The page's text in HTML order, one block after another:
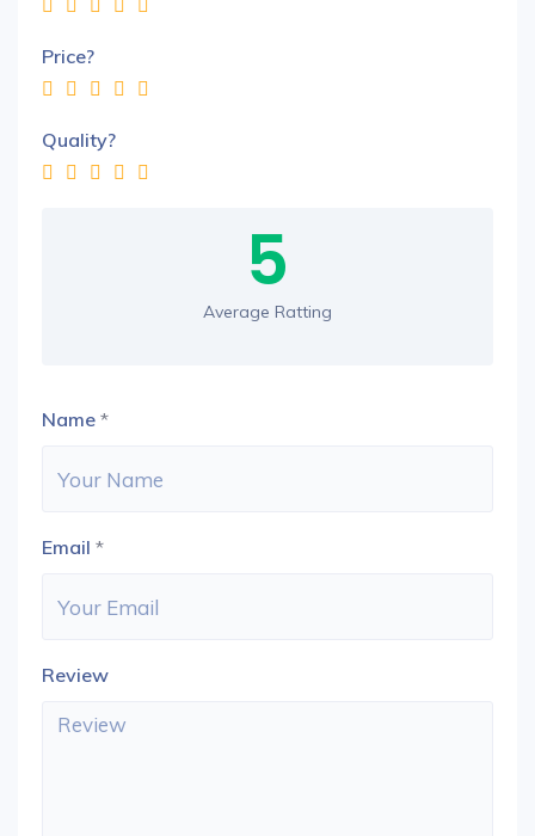
Price?
Quality?
5
Average Ratting
Name *
Email *
Review